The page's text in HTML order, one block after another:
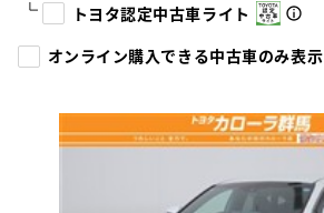
トヨタ認定中古車ライト
オンライン購入できる中古車のみ表示